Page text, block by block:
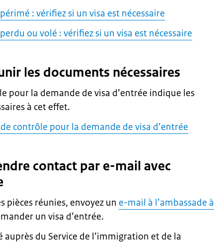
: vérifiez si un visa est nécessaire
ou volé : vérifiez si un visa est nécessaire
les documents nécessaires
pour la demande de visa d’entrée indique les
à cet effet.
contrôle pour la demande de visa d’entrée
contact par e-mail avec
pièces réunies, envoyez un e-mail à l’ambassade à
un visa d’entrée.
auprès du Service de l’immigration et de la